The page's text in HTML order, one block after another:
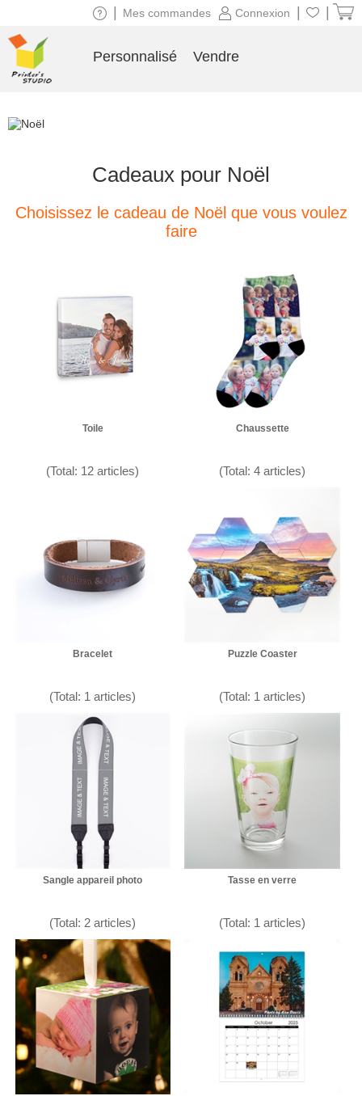
Cadeaux pour Noël
Choisissez le cadeau de Noël que vous voulez
faire
Toile
(Total: 12 articles)
Chaussette
(Total: 4 articles)
Bracelet
(Total: 1 articles)
Puzzle Coaster
(Total: 1 articles)
Sangle appareil photo
(Total: 2 articles)
Tasse en verre
(Total: 1 articles)
Connexion
Mes commandes
Personnalisé Vendre